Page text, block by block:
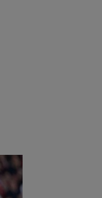
reklam i treści,